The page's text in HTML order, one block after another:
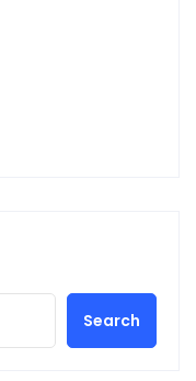
Search